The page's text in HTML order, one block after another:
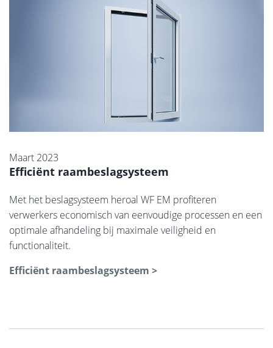
Maart 2023
Efficiënt raambeslagsysteem
Met het beslagsysteem heroal WF EM profiteren
verwerkers economisch van eenvoudige processen en een
optimale afhandeling bij maximale veiligheid en
functionaliteit.
Efficiënt raambeslagsysteem >